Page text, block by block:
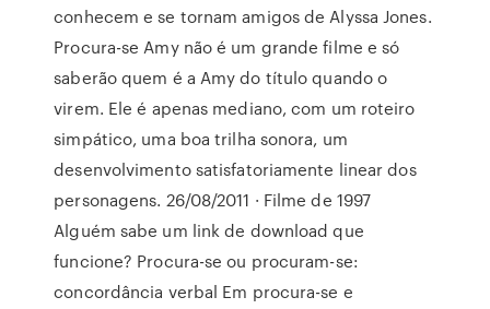
conhecem e se tornam amigos de Alyssa Jones.
Procura-se Amy não é um grande filme e só
saberão quem é a Amy do título quando o
virem. Ele é apenas mediano, com um roteiro
simpático, uma boa trilha sonora, um
desenvolvimento satisfatoriamente linear dos
personagens. 26/08/2011 · Filme de 1997
Alguém sabe um link de download que
funcione? Procura-se ou procuram-se:
concordância verbal Em procura-se e